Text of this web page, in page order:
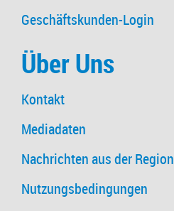
Geschäftskunden-Login
Über Uns
Kontakt
Mediadaten
Nachrichten aus der Region
Nutzungsbedingungen